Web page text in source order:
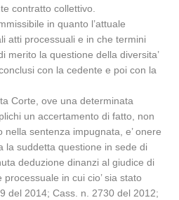
contratto collettivo.
in quanto l’attuale
atti processuali e in che termini
merito la questione della diversita’
con la cedente e poi con la
Corte, ove una determinata
un accertamento di fatto, non
sentenza impugnata, e’ onere
la suddetta questione in sede di
deduzione dinanzi al giudice di
in cui cio’ sia stato
del 2014; Cass. n. 2730 del 2012;